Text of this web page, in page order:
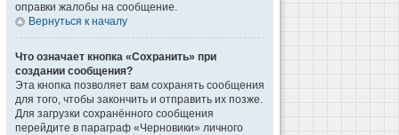
оправки жалобы на сообщение.
Вернуться к началу
Что означает кнопка «Сохранить» при
создании сообщения?
Эта кнопка позволяет вам сохранять сообщения
для того, чтобы закончить и отправить их позже.
Для загрузки сохранённого сообщения
перейдите в параграф «Черновики» личного